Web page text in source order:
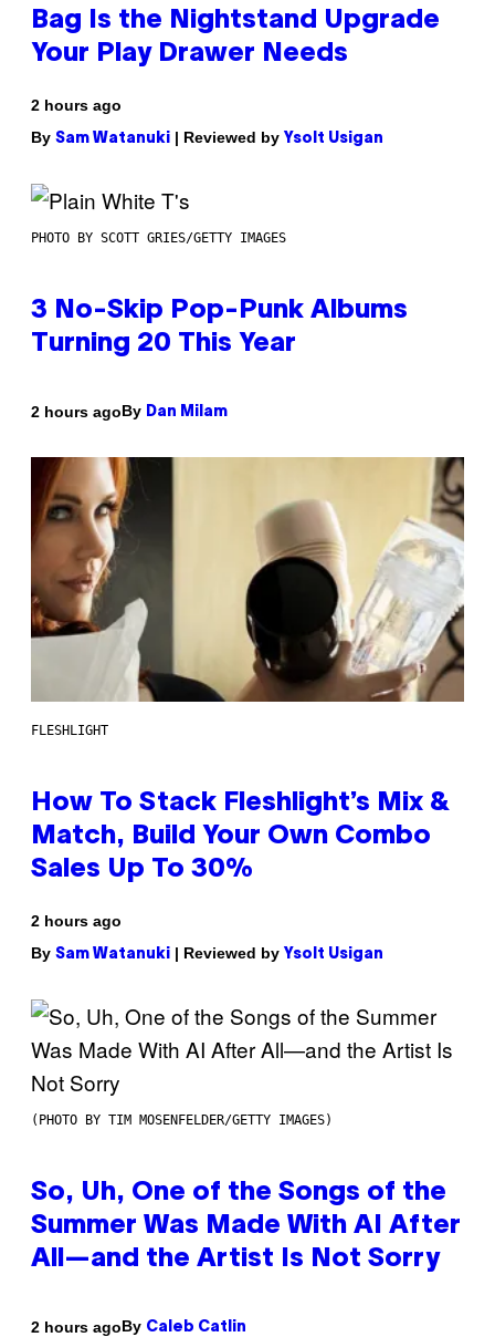
Bag Is the Nightstand Upgrade
Your Play Drawer Needs
2 hours ago
By Sam Watanuki | Reviewed by Ysolt Usigan
PHOTO BY SCOTT GRIES/GETTY IMAGES
3 No-Skip Pop-Punk Albums
Turning 20 This Year
2 hours agoBy Dan Milam
FLESHLIGHT
How To Stack Fleshlight’s Mix &
Match, Build Your Own Combo
Sales Up To 30%
2 hours ago
By Sam Watanuki | Reviewed by Ysolt Usigan
(PHOTO BY TIM MOSENFELDER/GETTY IMAGES)
So, Uh, One of the Songs of the
Summer Was Made With AI After
All—and the Artist Is Not Sorry
2 hours agoBy Caleb Catlin